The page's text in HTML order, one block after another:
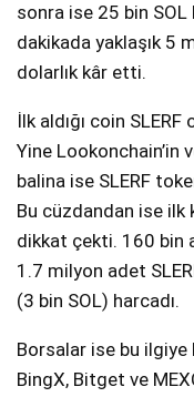
sonra ise 25 bin SOL
dakikada yaklaşık 5
dolarlık kâr etti.
İlk aldığı coin SLERF
Yine Lookonchain’in
balina ise SLERF
Bu cüzdandan ise ilk
dikkat çekti. 160 bin
1.7 milyon adet
(3 bin SOL) harcadı.
Borsalar ise bu ilgiye
BingX, Bitget ve